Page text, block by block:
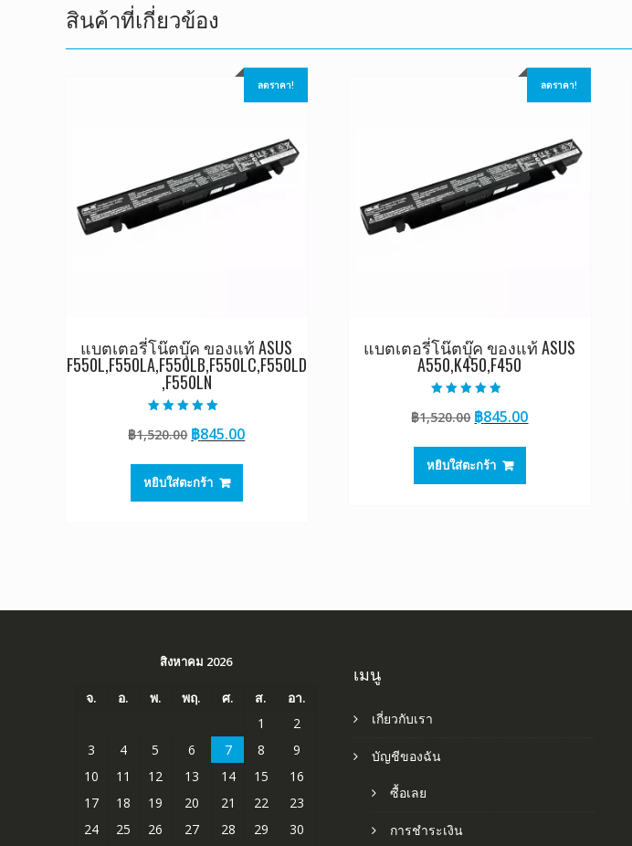
สินค้าที่เกี่ยวข้อง
ลดราคา!
แบตเตอรี่โน๊ตบุ๊ค ของแท้ ASUS
F550L,F550LA,F550LB,F550LC,F550LD
,F550LN
5.00
ตั้งแต่ 1-5
฿1,520.00 Original
was:
฿1,520.00.
฿845.00Current
หยิบใส่ตะกร้า
ลดราคา!
แบตเตอรี่โน๊ตบุ๊ค ของแท้ ASUS
A550,K450,F450
4.50
ตั้งแต่ 1-5
฿1,520.00 Original
was:
฿1,520.00.
฿845.00Current
หยิบใส่ตะกร้า
สิงหาคม 2026
จ. อ. พ. พฤ. ศ. ส.
อา.
1
2
3
4 5 6 7 8
9
10
11 12 13 14 15
16
17
18 19 20 21 22
23
24
25 26 27 28 29
30
เมนู
เกี่ยวกับเรา
บัญชีของฉัน
ซื้อเลย
การชำระเงิน